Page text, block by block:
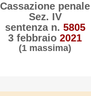
Cassazione penale
Sez. IV
sentenza n. 5805
3 febbraio 2021
(1 massima)